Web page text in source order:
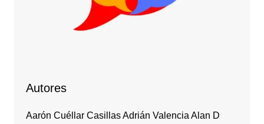
Autores
Aarón Cuéllar Casillas Adrián Valencia Alan D